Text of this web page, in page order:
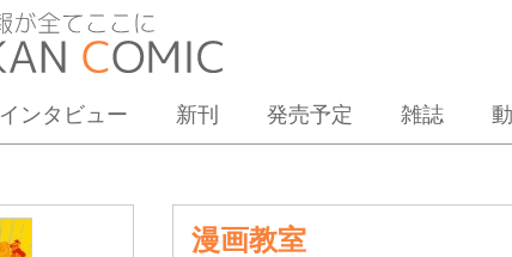
インタビュー 新刊 発売予定 雑誌
漫画教室